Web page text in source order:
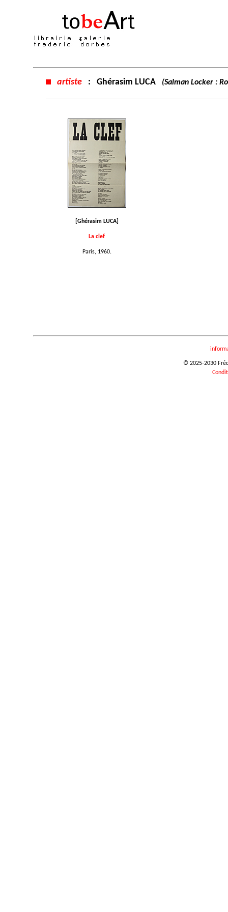
artiste : Ghérasim LUCA (Salman Locker :
[Ghérasim LUCA]
La clef
Paris, 1960.
© 2025-2030